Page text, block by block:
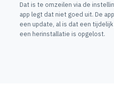
Dat is te omzeilen via de
app legt dat niet goed uit. De
een update, al is dat een
een herinstallatie is opgelost.